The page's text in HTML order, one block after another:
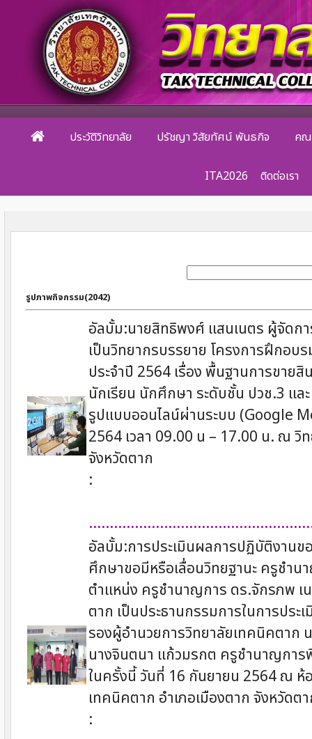
ประวัติวิทยาลัย ปรัชญา วิสัยทัศน์ พันธกิจ คณ
ITA2026 ติดต่อเรา
รูปภาพกิจกรรม(2042)
อัลบั้ม:นายสิทธิพงศ์ แสนเนตร ผู้จัดก
เป็นวิทยากรบรรยาย โครงการฝึกอ
ประจำปี 2564 เรื่อง พื้นฐานการขาย
นักเรียน นักศึกษา ระดับชั้น ปวช.3 แล
รูปแบบออนไลน์ผ่านระบบ (Google
2564 เวลา 09.00 น – 17.00 น. ณ วิ
จังหวัดตาก
:
อัลบั้ม:การประเมินผลการปฏิบัติงานข
ศึกษาขอมีหรือเลื่อนวิทยฐานะ ครูชำ
ตำแหน่ง ครูชำนาญการ ดร.จักรภพ เ
ตาก เป็นประธานกรรมการในการปร
รองผู้อำนวยการวิทยาลัยเทคนิคตาก
นางจินตนา แก้วมรกต ครูชำนาญการ
ในครั้งนี้ วันที่ 16 กันยายน 2564 ณ ห้
เทคนิคตาก อำเภอเมืองตาก จังหวัดต
: